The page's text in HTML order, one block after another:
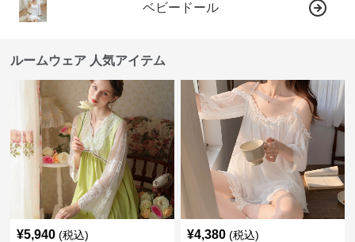
ベビードール
ルームウェア 人気アイテム
¥5,940 (税込) ¥4,380 (税込)